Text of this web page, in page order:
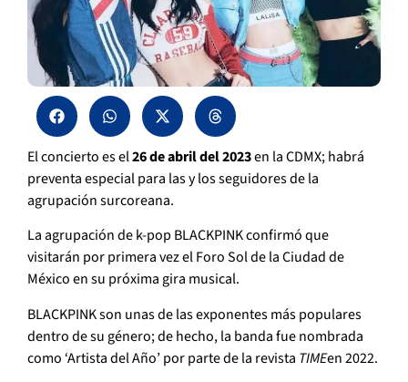
El concierto es el26 de abril del 2023en la CDMX; habrá
preventa especial para las y los seguidores de la
agrupación surcoreana.
La agrupación de k-pop BLACKPINK confirmó que
visitarán por primera vez el Foro Sol de la Ciudad de
México en su próxima gira musical.
BLACKPINK son unas de las exponentes más populares
dentro de su género; de hecho, la banda fue nombrada
como ‘Artista del Año’ por parte de la revista TIMEen 2022.